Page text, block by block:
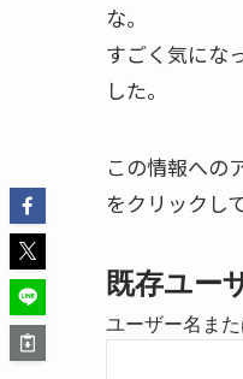
な。
すごく気にな
した。
この情報への
をクリックし
既存ユー
ユーザー名ま